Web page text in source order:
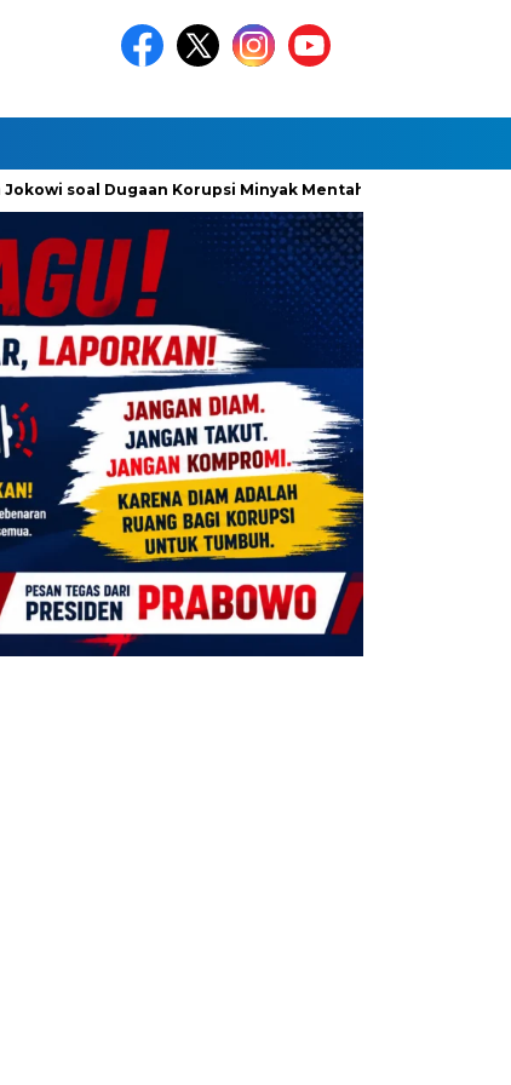
soal Dugaan Korupsi Minyak Mentah Pertamina